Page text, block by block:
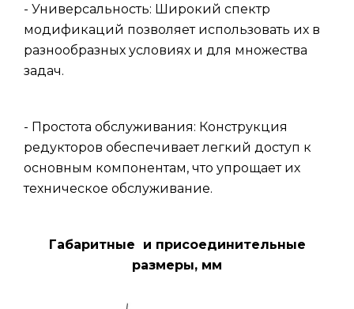
- Универсальность: Широкий спектр
модификаций позволяет использовать их в
разнообразных условиях и для множества
задач.
- Простота обслуживания: Конструкция
редукторов обеспечивает легкий доступ к
основным компонентам, что упрощает их
техническое обслуживание.
Габаритные и присоединительные
размеры, мм